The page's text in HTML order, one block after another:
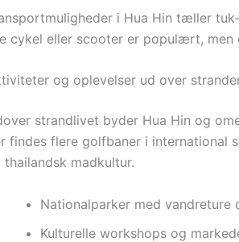
i Hua Hin tæller
cykel eller scooter er populært,
og oplevelser ud over
strandlivet byder Hua Hin og
findes flere golfbaner i international
thailandsk madkultur.
Nationalparker med vandreture
Kulturelle workshops og